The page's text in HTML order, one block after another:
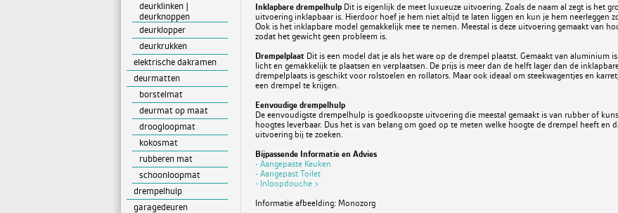
Inklapbare drempelhulp Dit is eigenlijk de meet luxueuze uitvoering. Zoals de naam al zegt is het
uitvoering inklapbaar is. Hierdoor hoef je hem niet altijd te laten liggen en kun je hem neerleggen
Ook is het inklapbare model gemakkelijk mee te nemen. Meestal is deze uitvoering gemaakt van
zodat het gewicht geen probleem is.
Drempelplaat Dit is een model dat je als het ware op de drempel plaatst. Gemaakt van aluminium
licht en gemakkelijk te plaatsen en verplaatsen. De prijs is meer dan de helft lager dan de
drempelplaats is geschikt voor rolstoelen en rollators. Maar ook ideaal om steekwagentjes en
een drempel te krijgen.
Eenvoudige drempelhulp
De eenvoudigste drempelhulp is goedkoopste uitvoering die meestal gemaakt is van rubber of
hoogtes leverbaar. Dus het is van belang om goed op te meten welke hoogte de drempel heeft en
uitvoering bij te zoeken.
Bijpassende Informatie en Advies
- Aangepaste Keuken
- Aangepast Toilet
- Inloopdouche >
Informatie afbeelding: Monozorg
deurklinken |
deurknoppen
deurklopper
deurkrukken
elektrische dakramen
deurmatten
borstelmat
deurmat op maat
droogloopmat
kokosmat
rubberen mat
schoonloopmat
drempelhulp
garagedeuren